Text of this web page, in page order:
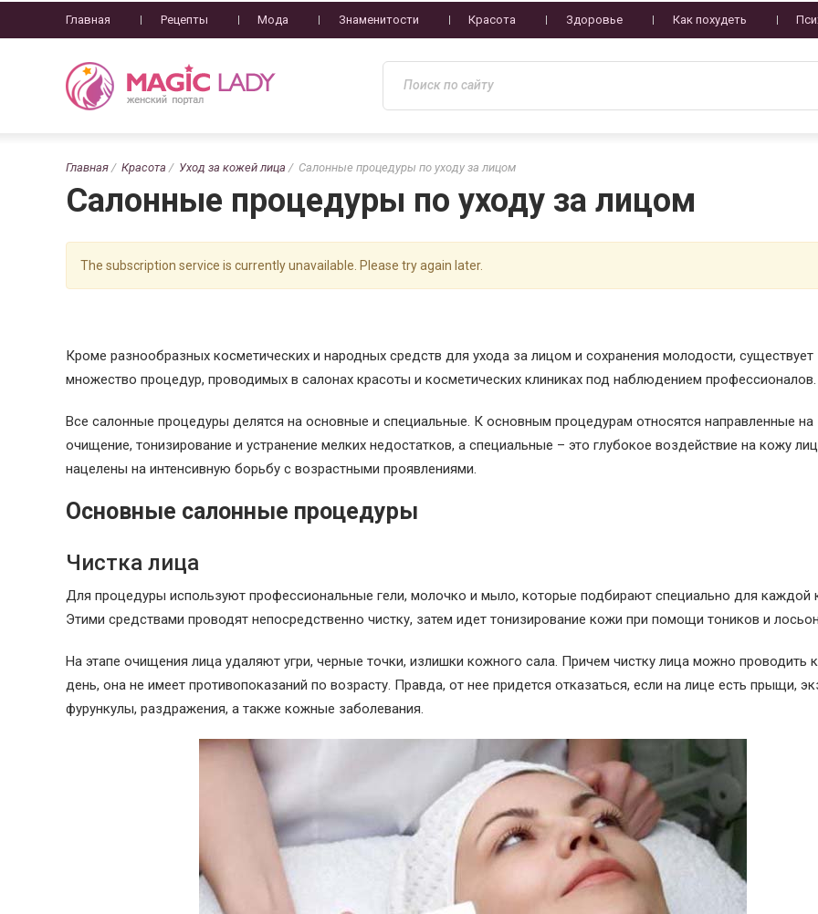
Главная Рецепты Мода Знаменитости Красота Здоровье Как похудеть
Главная Красота Уход за кожей лица Салонные процедуры по уходу за лицом
Салонные процедуры по уходу за лицом
The subscription service is currently unavailable. Please try again later.
Кроме разнообразных косметических и народных средств для ухода за лицом и сохранения молодости, существует
множество процедур, проводимых в салонах красоты и косметических клиниках под наблюдением профессионалов.
Все салонные процедуры делятся на основные и специальные. К основным процедурам относятся направленные на
очищение, тонизирование и устранение мелких недостатков, а специальные – это глубокое воздействие на кожу
нацелены на интенсивную борьбу с возрастными проявлениями.
Основные салонные процедуры
Чистка лица
Для процедуры используют профессиональные гели, молочко и мыло, которые подбирают специально для каждой
Этими средствами проводят непосредственно чистку, затем идет тонизирование кожи при помощи тоников и
На этапе очищения лица удаляют угри, черные точки, излишки кожного сала. Причем чистку лица можно проводить
день, она не имеет противопоказаний по возрасту. Правда, от нее придется отказаться, если на лице есть прыщи,
фурункулы, раздражения, а также кожные заболевания.